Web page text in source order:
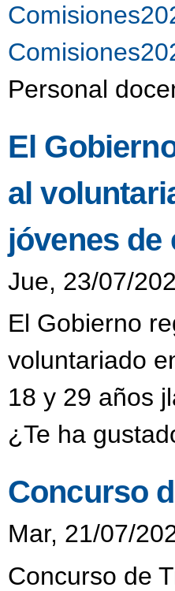
Personal
El
al
jóvenes de
Jue, 23/07/
El Gobierno
voluntariado
18 y 29 años
¿Te ha
Concurso
Mar, 21/07/
Concurso de